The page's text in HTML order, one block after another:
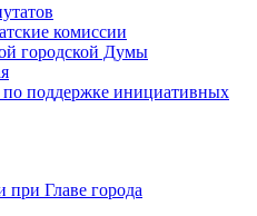
комиссии
городской Думы
поддержке инициативных
Главе города